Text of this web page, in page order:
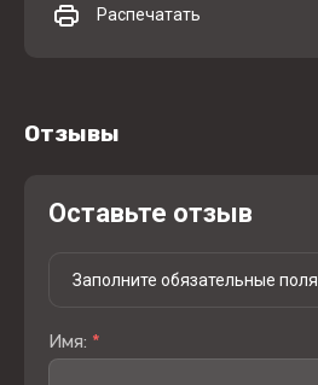
Распечатать
Отзывы
Оставьте отзыв
Заполните обязательные поля
Имя: *